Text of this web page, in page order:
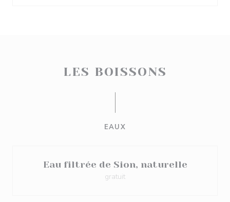
LES BOISSONS
EAUX
Eau filtrée de Sion, naturelle
gratuit